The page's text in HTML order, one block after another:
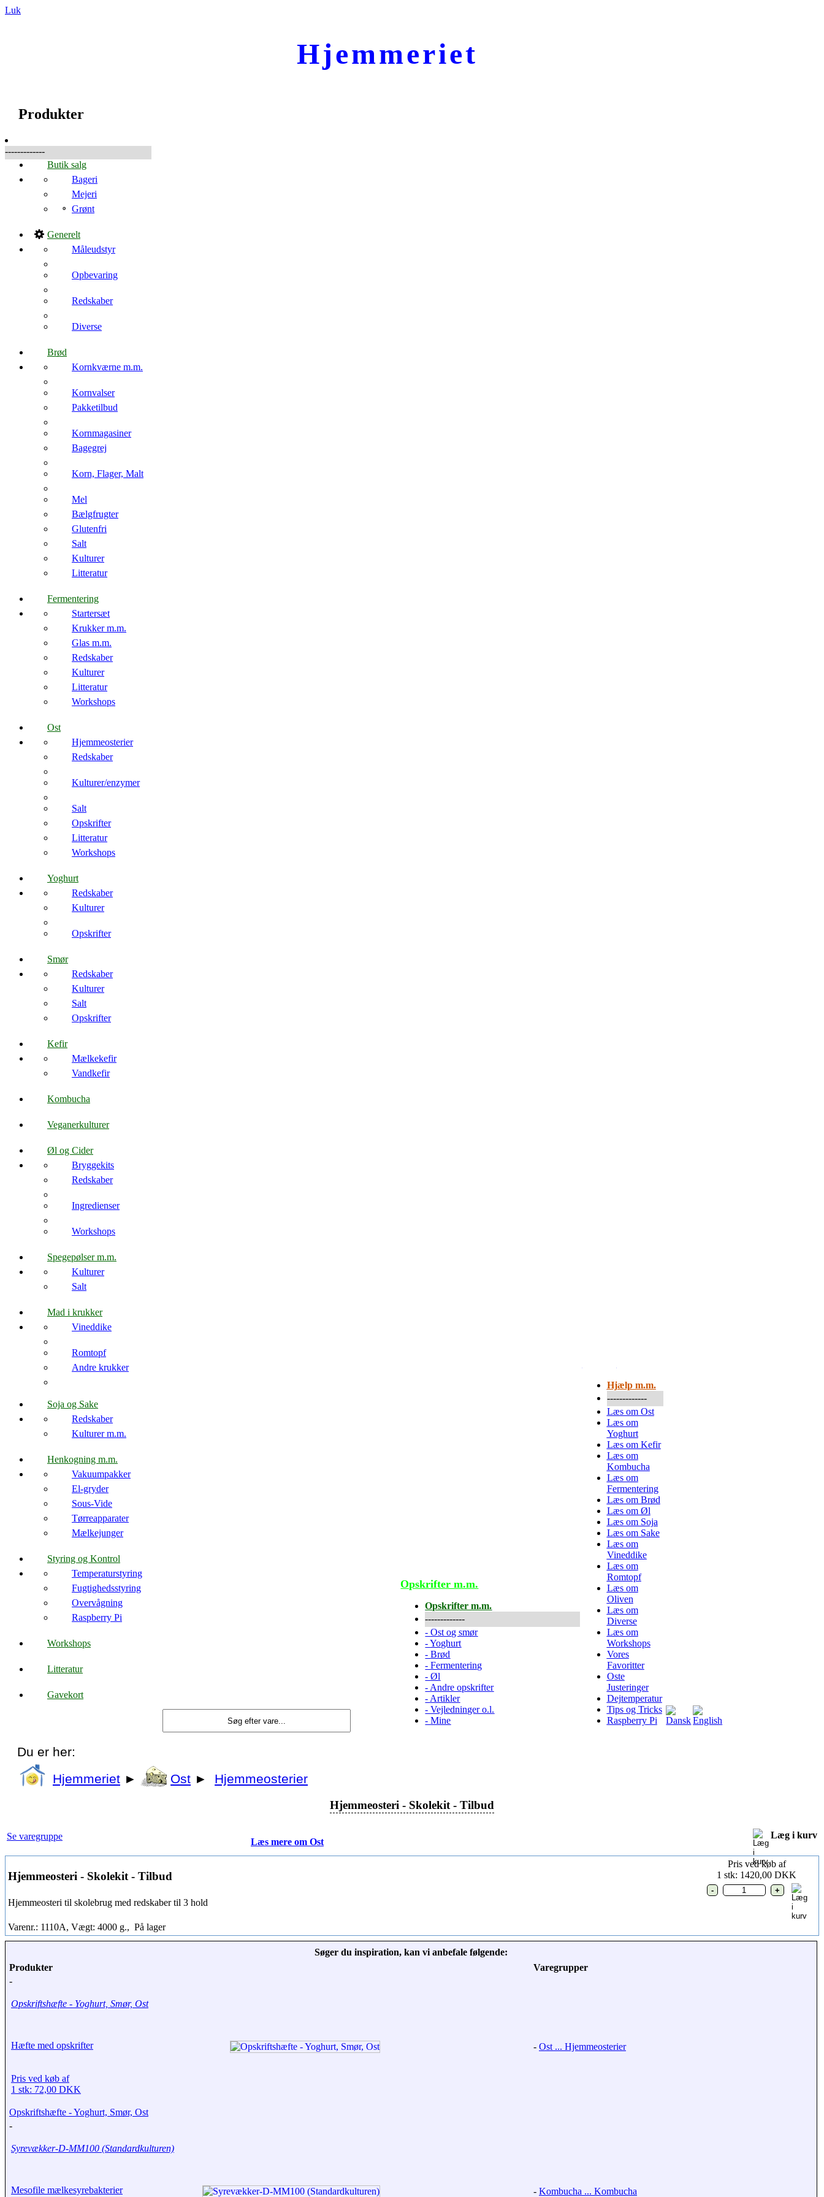
Luk
Hjemmeriet
Produkter
-------------
Butik salg
Bageri
Mejeri
Grønt
Generelt
Måleudstyr
Opbevaring
Redskaber
Diverse
Brød
Kornkværne m.m.
Kornvalser
Pakketilbud
Kornmagasiner
Bagegrej
Korn, Flager, Malt
Mel
Bælgfrugter
Glutenfri
Salt
Kulturer
Litteratur
Fermentering
Startersæt
Krukker m.m.
Glas m.m.
Redskaber
Kulturer
Litteratur
Workshops
Ost
Hjemmeosterier
Redskaber
Kulturer/enzymer
Salt
Opskrifter
Litteratur
Workshops
Yoghurt
Redskaber
Kulturer
Opskrifter
Smør
Redskaber
Kulturer
Salt
Opskrifter
Kefir
Mælkekefir
Vandkefir
Kombucha
Veganerkulturer
Øl og Cider
Bryggekits
Redskaber
Ingredienser
Workshops
Spegepølser m.m.
Kulturer
Salt
Mad i krukker
Vineddike
Romtopf
Andre krukker
Soja og Sake
Redskaber
Kulturer m.m.
Henkogning m.m.
Vakuumpakker
El-gryder
Sous-Vide
Tørreapparater
Mælkejunger
Styring og Kontrol
Temperaturstyring
Fugtighedsstyring
Overvågning
Raspberry Pi
Workshops
Litteratur
Gavekort
Opskrifter m.m.
Opskrifter m.m.
-------------
-Ost og smør
-Yoghurt
-Brød
-Fermentering
-Øl
- Andre opskrifter
- Artikler
-Vejledninger o.l.
-Mine
Hjælp m.m.
-------------
Læs om Ost
Læs om
Yoghurt
Læs om Kefir
Læs om
Kombucha
Læs om
Fermentering
Læs om Brød
Læs om Øl
Læs om Soja
Læs om Sake
Læs om
Vineddike
Læs om
Romtopf
Læs om
Oliven
Læs om
Diverse
Læs om
Workshops
Vores
Favoritter
Oste
Justeringer
Dejtemperatur
Tips og Tricks
Raspberry Pi
Du er her:
Hjemmeriet ► Ost ► Hjemmeosterier
Hjemmeosteri - Skolekit - Tilbud
Se varegruppe
Læs mere om Ost
Læg i kurv
Hjemmeosteri - Skolekit - Tilbud
Hjemmeosteri til skolebrug med redskaber til 3 hold
Varenr.: 1110A, Vægt: 4000 g., På lager
Pris ved køb af
1 stk: 1420,00 DKK
Søger du inspiration, kan vi anbefale følgende:
Produkter
Varegrupper
-
Opskriftshæfte - Yoghurt, Smør, Ost
Hæfte med opskrifter
Pris ved køb af
1 stk: 72,00 DKK
Opskriftshæfte - Yoghurt, Smør, Ost
- Ost ... Hjemmeosterier
-
Syrevækker-D-MM100 (Standardkulturen)
Mesofile mælkesyrebakterier - Kombucha ... Kombucha